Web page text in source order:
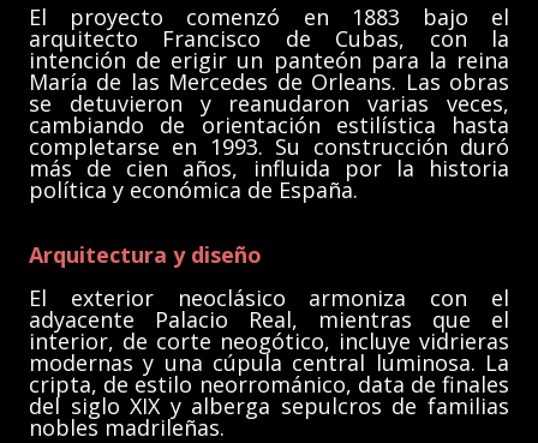
El proyecto comenzó en 1883 bajo el
arquitecto Francisco de Cubas, con la
intención de erigir un panteón para la reina
María de las Mercedes de Orleans. Las obras
se detuvieron y reanudaron varias veces,
cambiando de orientación estilística hasta
completarse en 1993. Su construcción duró
más de cien años, influida por la historia
política y económica de España.
Arquitectura y diseño
El exterior neoclásico armoniza con el
adyacente Palacio Real, mientras que el
interior, de corte neogótico, incluye vidrieras
modernas y una cúpula central luminosa. La
cripta, de estilo neorrománico, data de finales
del siglo XIX y alberga sepulcros de familias
nobles madrileñas.